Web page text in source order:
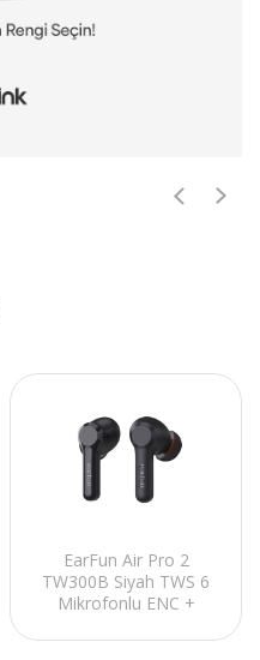
EarFun Air Pro 2
TW300B Siyah TWS 6
Mikrofonlu ENC +
Dayanıklı Bluetooth